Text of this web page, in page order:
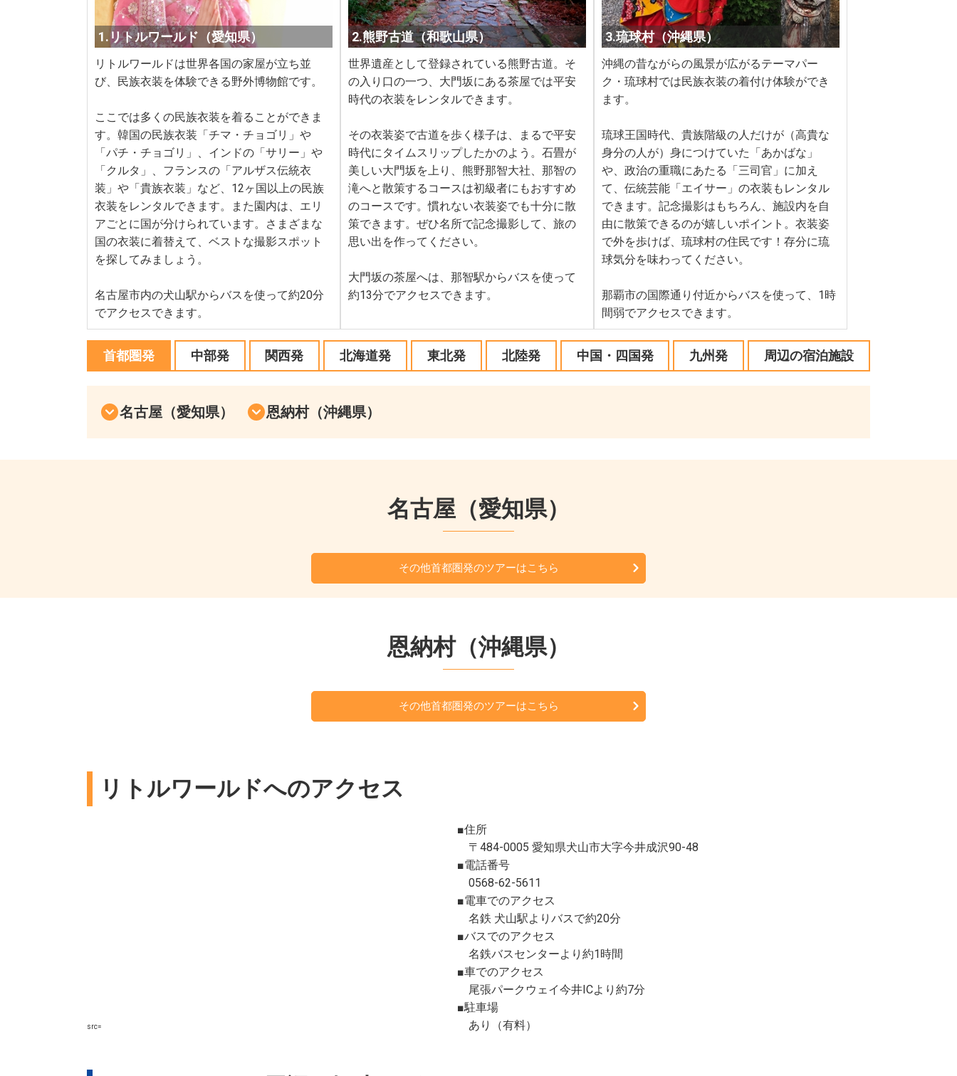
1.リトルワールド（愛知県）
リトルワールドは世界各国の家屋が立ち並
び、民族衣装を体験できる野外博物館です。
ここでは多くの民族衣装を着ることができま
す。韓国の民族衣装「チマ・チョゴリ」や
「パチ・チョゴリ」、インドの「サリー」や
「クルタ」、フランスの「アルザス伝統衣
装」や「貴族衣装」など、12ヶ国以上の民族
衣装をレンタルできます。また園内は、エリ
アごとに国が分けられています。さまざまな
国の衣装に着替えて、ベストな撮影スポット
を探してみましょう。
名古屋市内の犬山駅からバスを使って約20分
でアクセスできます。
2.熊野古道（和歌山県）
世界遺産として登録されている熊野古道。そ
の入り口の一つ、大門坂にある茶屋では平安
時代の衣装をレンタルできます。
その衣装姿で古道を歩く様子は、まるで平安
時代にタイムスリップしたかのよう。石畳が
美しい大門坂を上り、熊野那智大社、那智の
滝へと散策するコースは初級者にもおすすめ
のコースです。慣れない衣装姿でも十分に散
策できます。ぜひ名所で記念撮影して、旅の
思い出を作ってください。
大門坂の茶屋へは、那智駅からバスを使って
約13分でアクセスできます。
3.琉球村（沖縄県）
沖縄の昔ながらの風景が広がるテーマパー
ク・琉球村では民族衣装の着付け体験ができ
ます。
琉球王国時代、貴族階級の人だけが（高貴な
身分の人が）身につけていた「あかばな」
や、政治の重職にあたる「三司官」に加え
て、伝統芸能「エイサー」の衣装もレンタル
できます。記念撮影はもちろん、施設内を自
由に散策できるのが嬉しいポイント。衣装姿
で外を歩けば、琉球村の住民です！存分に琉
球気分を味わってください。
那覇市の国際通り付近からバスを使って、1時
間弱でアクセスできます。
首都圏発 中部発 関西発 北海道発 東北発 北陸発 中国・四国発 九州発 周辺の宿泊施設
名古屋（愛知県） 恩納村（沖縄県）
名古屋（愛知県）
その他首都圏発のツアーはこちら
恩納村（沖縄県）
その他首都圏発のツアーはこちら
リトルワールドへのアクセス
src=
■住所
〒484-0005 愛知県犬山市大字今井成沢90-48
■電話番号
0568-62-5611
■電車でのアクセス
名鉄 犬山駅よりバスで約20分
■バスでのアクセス
名鉄バスセンターより約1時間
■車でのアクセス
尾張パークウェイ今井ICより約7分
■駐車場
あり（有料）